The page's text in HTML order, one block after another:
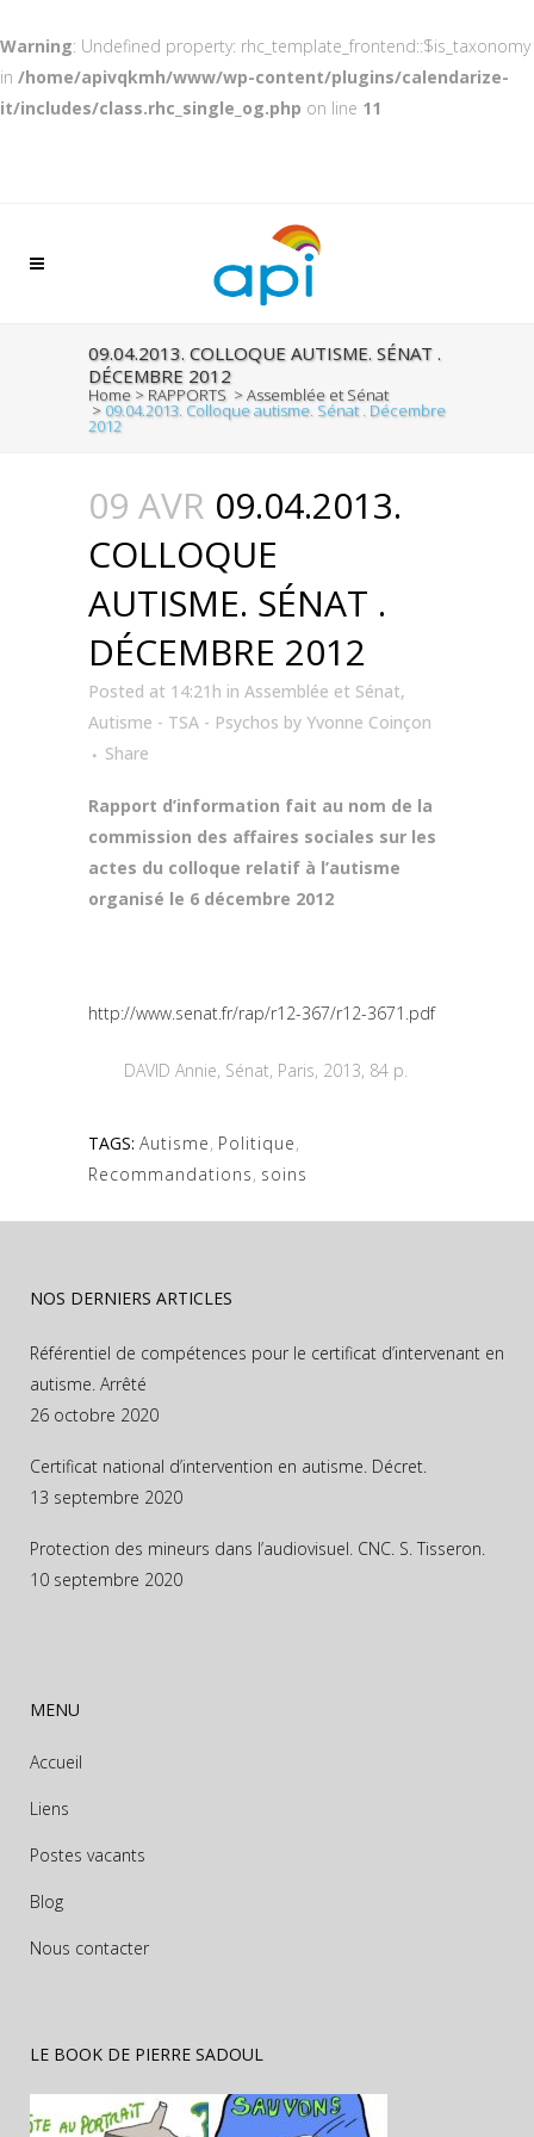
Warning: Undefined property: rhc_template_frontend::$is_taxonomy
in /home/apivqkmh/www/wp-content/plugins/calendarize-
it/includes/class.rhc_single_og.php on line 11
09.04.2013. COLLOQUE AUTISME. SÉNAT .
DÉCEMBRE 2012
Home > RAPPORTS >Assemblée et Sénat
> 09.04.2013. Colloque autisme. Sénat . Décembre
2012
09 AVR 09.04.2013.
COLLOQUE
AUTISME. SÉNAT .
DÉCEMBRE 2012
Posted at 14:21h in Assemblée et Sénat,
Autisme - TSA - Psychos by Yvonne Coinçon
Share
Rapport d’information fait au nom de la
commission des affaires sociales sur les
actes du colloque relatif à l’autisme
organisé le 6 décembre 2012
http://www.senat.fr/rap/r12-367/r12-3671.pdf
DAVID Annie, Sénat, Paris, 2013, 84 p.
TAGS: Autisme, Politique,
Recommandations, soins
NOS DERNIERS ARTICLES
Référentiel de compétences pour le certificat d’intervenant en
autisme. Arrêté
26 octobre 2020
Certificat national d’intervention en autisme. Décret.
13 septembre 2020
Protection des mineurs dans l’audiovisuel. CNC. S. Tisseron.
10 septembre 2020
MENU
Accueil
Liens
Postes vacants
Blog
Nous contacter
LE BOOK DE PIERRE SADOUL